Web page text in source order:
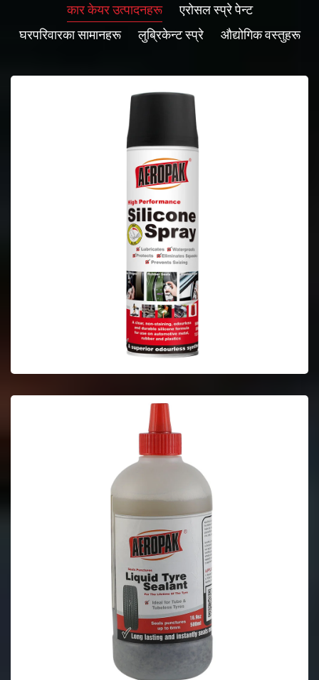
कार केयर उत्पादनहरू
एरोसल स्प्रे पेन्ट
घरपरिवारका सामानहरू
लुब्रिकेन्ट स्प्रे औद्योगिक वस्तुहरू